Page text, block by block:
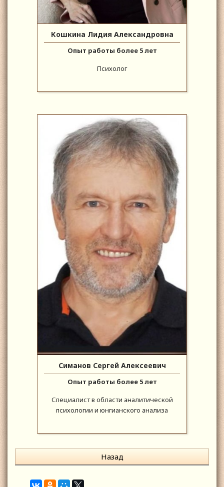
Кошкина Лидия Александровна
Опыт работы более 5 лет
Психолог
Симанов Сергей Алексеевич
Опыт работы более 5 лет
Специалист в области аналитической
психологии и юнгианского анализа
Назад